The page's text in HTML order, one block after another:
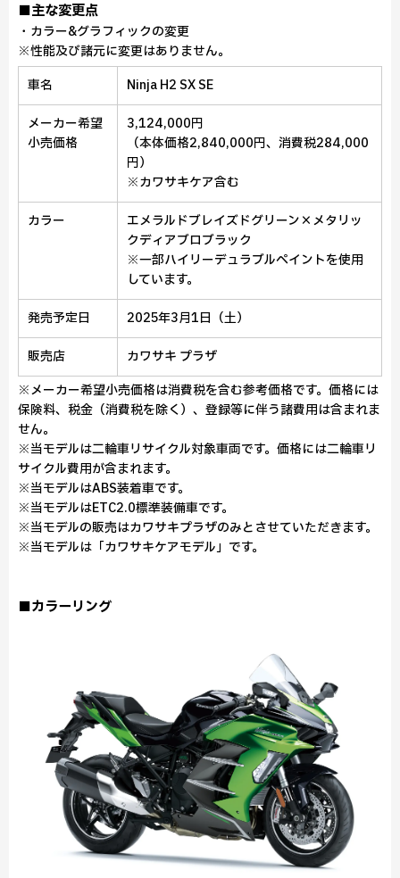
■主な変更点
・カラー&グラフィックの変更
※性能及び諸元に変更はありません。
車名
Ninja H2 SX SE
メーカー希望
小売価格
3,124,000円
（本体価格2,840,000円、消費税284,000
円）
※カワサキケア含む
カラー
エメラルドブレイズドグリーン×メタリッ
クディアブロブラック
※一部ハイリーデュラブルペイントを使用
しています。
発売予定日 2025年3月1日（土）
販売店
カワサキ プラザ
※メーカー希望小売価格は消費税を含む参考価格です。価格には
保険料、税金（消費税を除く）、登録等に伴う諸費用は含まれま
せん。
※当モデルは二輪車リサイクル対象車両です。価格には二輪車リ
サイクル費用が含まれます。
※当モデルはABS装着車です。
※当モデルはETC2.0標準装備車です。
※当モデルの販売はカワサキプラザのみとさせていただきます。
※当モデルは「カワサキケアモデル」です。
■カラーリング